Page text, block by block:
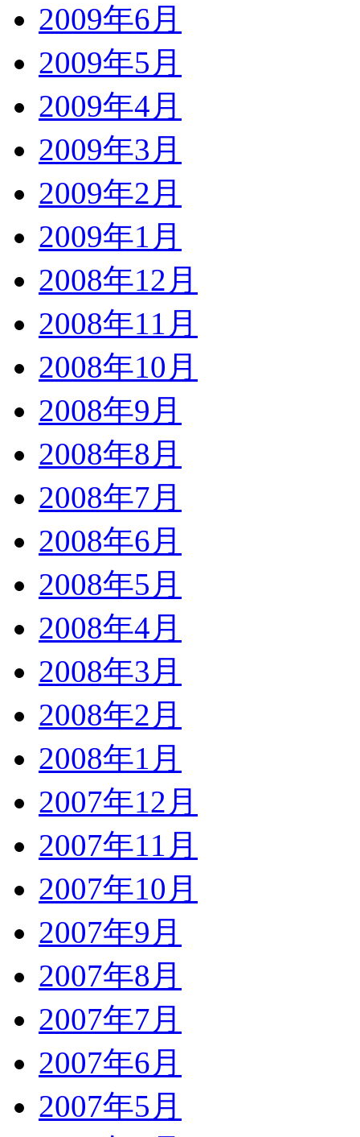
2009年6月
2009年5月
2009年4月
2009年3月
2009年2月
2009年1月
2008年12月
2008年11月
2008年10月
2008年9月
2008年8月
2008年7月
2008年6月
2008年5月
2008年4月
2008年3月
2008年2月
2008年1月
2007年12月
2007年11月
2007年10月
2007年9月
2007年8月
2007年7月
2007年6月
2007年5月